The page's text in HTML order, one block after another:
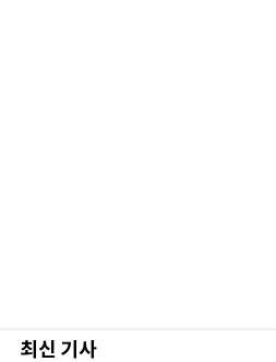
최신 기사